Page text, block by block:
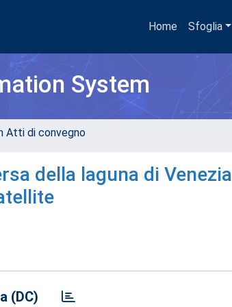
Home Sfoglia
System
Atti di convegno
della laguna di Venezia
(DC)